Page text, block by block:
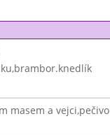
masem a vejci,pečivo